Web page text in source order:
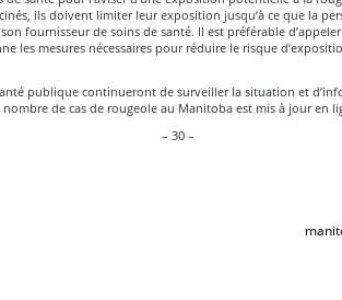
ils doivent limiter leur exposition jusqu’à ce que la
fournisseur de soins de santé. Il est préférable
les mesures nécessaires pour réduire le risque
publique continueront de surveiller la situation et
de cas de rougeole au Manitoba est mis à jour en
– 30 –